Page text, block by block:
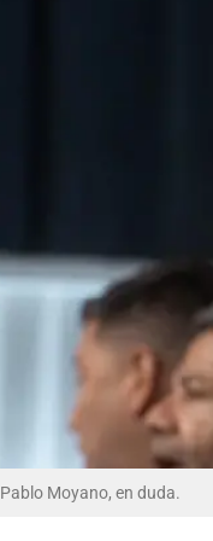
Pablo Moyano, en duda.